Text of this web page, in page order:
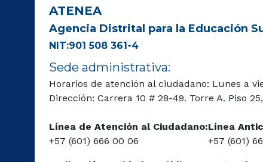
ATENEA
Agencia Distrital para la Educación
NIT:901 508 361-4
Sede administrativa:
Horarios de atención al ciudadano: Lunes a
Dirección: Carrera 10 # 28-49. Torre A. Piso
Línea de Atención al Ciudadano:
+57 (601) 666 00 06
Línea
+57 (601)